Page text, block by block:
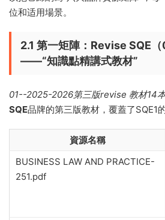
位和适用場景。
2.1 第一矩陣：Revise SQE（
——“知識點精講式教材”
01--2025-2026第三版revise 教材14
SQE品牌的第三版教材，覆蓋了SQE1
資源名稱
BUSINESS LAW AND PRACTICE-
251.pdf